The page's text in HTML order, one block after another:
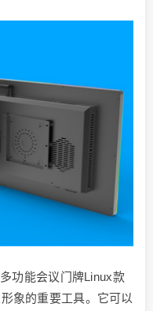
功能会议门牌Linux款
象的重要工具。它可以